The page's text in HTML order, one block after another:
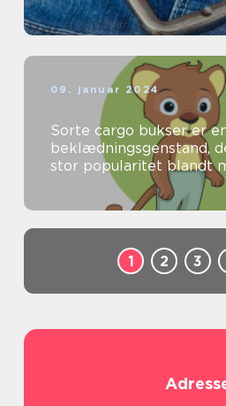
09. januar 2024
Sorte cargo bukser er
beklædningsgenstand,
stor popularitet blandt
over hele verden
1 2 3